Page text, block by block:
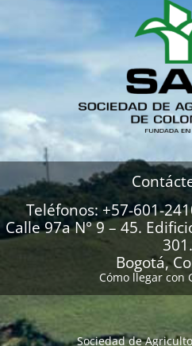
Teléfonos: +57-601-
Calle 97a N° 9 – 45.
301.
Bogotá,
Cómo llegar con
Sociedad de